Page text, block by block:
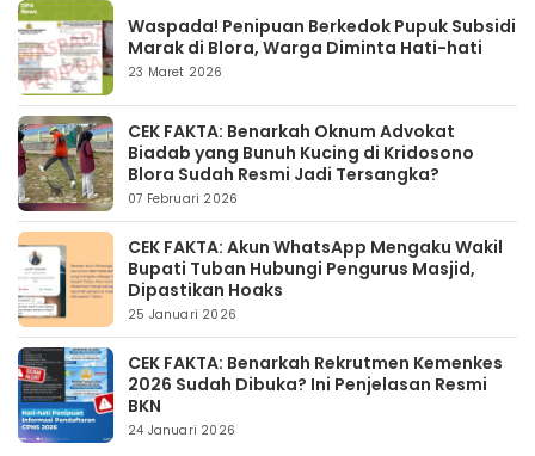
Waspada! Penipuan Berkedok Pupuk Subsidi
Marak di Blora, Warga Diminta Hati-hati
23 Maret 2026
CEK FAKTA: Benarkah Oknum Advokat
Biadab yang Bunuh Kucing di Kridosono
Blora Sudah Resmi Jadi Tersangka?
07 Februari 2026
CEK FAKTA: Akun WhatsApp Mengaku Wakil
Bupati Tuban Hubungi Pengurus Masjid,
Dipastikan Hoaks
25 Januari 2026
CEK FAKTA: Benarkah Rekrutmen Kemenkes
2026 Sudah Dibuka? Ini Penjelasan Resmi
BKN
24 Januari 2026